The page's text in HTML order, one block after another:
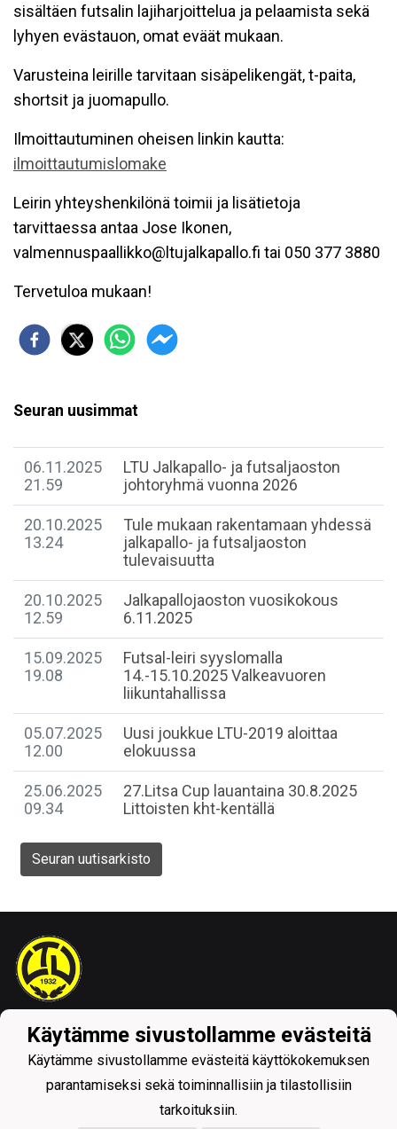
sisältäen futsalin lajiharjoittelua ja pelaamista sekä
lyhyen evästauon, omat eväät mukaan.
Varusteina leirille tarvitaan sisäpelikengät, t-paita,
shortsit ja juomapullo.
Ilmoittautuminen oheisen linkin kautta:
ilmoittautumislomake
Leirin yhteyshenkilönä toimii ja lisätietoja
tarvittaessa antaa Jose Ikonen,
valmennuspaallikko@ltujalkapallo.fi tai 050 377 3880
Tervetuloa mukaan!
Seuran uusimmat
06.11.2025
21.59
LTU Jalkapallo- ja futsaljaoston
johtoryhmä vuonna 2026
20.10.2025
13.24
Tule mukaan rakentamaan yhdessä
jalkapallo- ja futsaljaoston
tulevaisuutta
20.10.2025
12.59
Jalkapallojaoston vuosikokous
6.11.2025
15.09.2025
19.08
Futsal-leiri syyslomalla
14.-15.10.2025 Valkeavuoren
liikuntahallissa
05.07.2025
12.00
Uusi joukkue LTU-2019 aloittaa
elokuussa
25.06.2025
09.34
27.Litsa Cup lauantaina 30.8.2025
Littoisten kht-kentällä
Seuran uutisarkisto
Tietosuojaseloste
Käytämme sivustollamme evästeitä
Käytämme sivustollamme evästeitä käyttökokemuksen
parantamiseksi sekä toiminnallisiin ja tilastollisiin
tarkoituksiin.